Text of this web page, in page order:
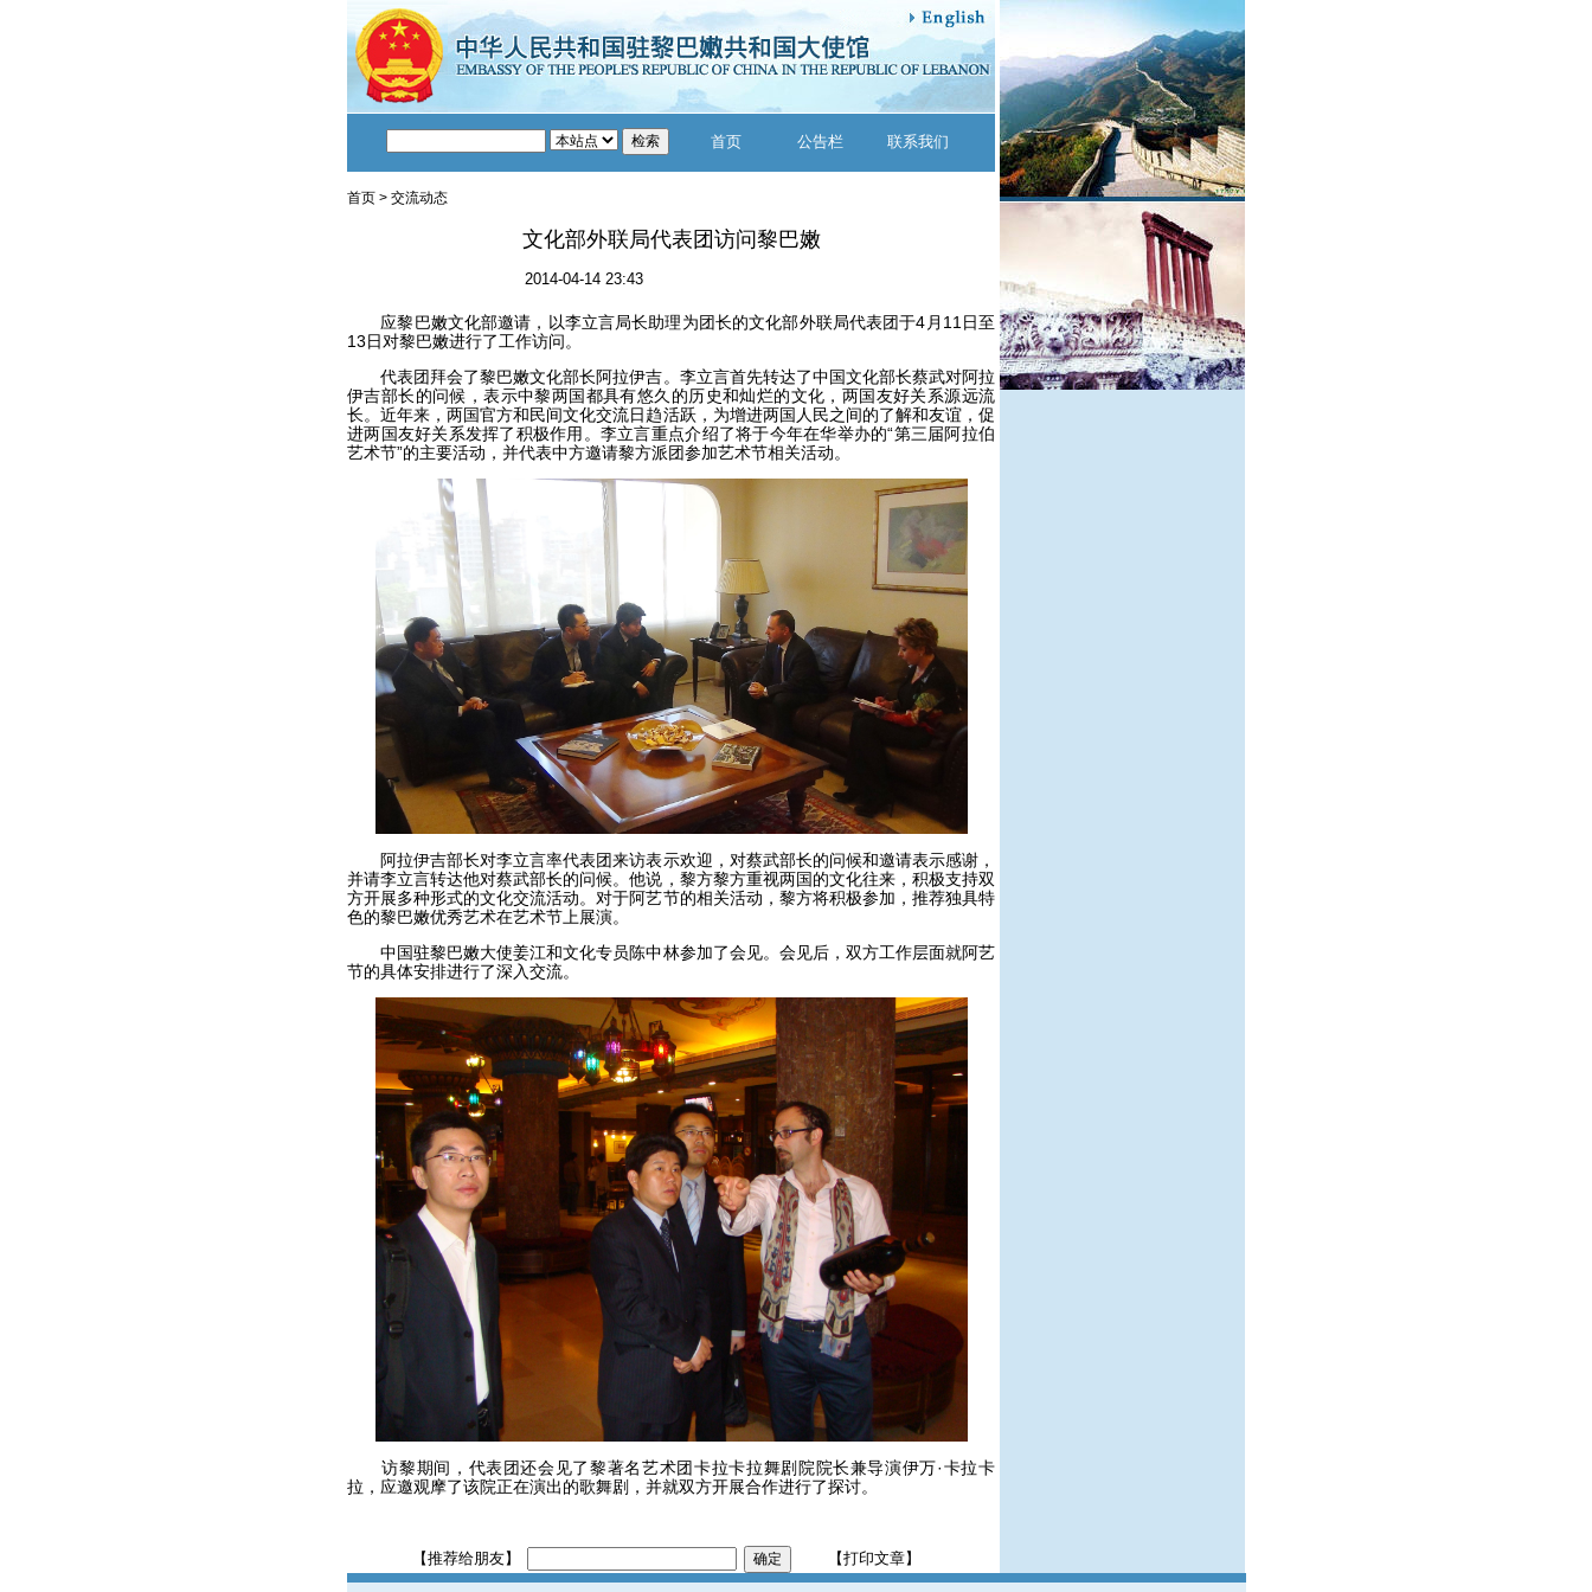
首页 公告栏 联系我们
首页 > 交流动态
文化部外联局代表团访问黎巴嫩
2014-04-14 23:43
应黎巴嫩文化部邀请，以李立言局长助理为团长的文化部外联局代表团于4月11日至
13日对黎巴嫩进行了工作访问。
代表团拜会了黎巴嫩文化部长阿拉伊吉。李立言首先转达了中国文化部长蔡武对阿拉
伊吉部长的问候，表示中黎两国都具有悠久的历史和灿烂的文化，两国友好关系源远流
长。近年来，两国官方和民间文化交流日趋活跃，为增进两国人民之间的了解和友谊，促
进两国友好关系发挥了积极作用。李立言重点介绍了将于今年在华举办的“第三届阿拉伯
艺术节”的主要活动，并代表中方邀请黎方派团参加艺术节相关活动。
阿拉伊吉部长对李立言率代表团来访表示欢迎，对蔡武部长的问候和邀请表示感谢，
并请李立言转达他对蔡武部长的问候。他说，黎方黎方重视两国的文化往来，积极支持双
方开展多种形式的文化交流活动。对于阿艺节的相关活动，黎方将积极参加，推荐独具特
色的黎巴嫩优秀艺术在艺术节上展演。
中国驻黎巴嫩大使姜江和文化专员陈中林参加了会见。会见后，双方工作层面就阿艺
节的具体安排进行了深入交流。
访黎期间，代表团还会见了黎著名艺术团卡拉卡拉舞剧院院长兼导演伊万·卡拉卡
拉，应邀观摩了该院正在演出的歌舞剧，并就双方开展合作进行了探讨。
【推荐给朋友】 【打印文章】